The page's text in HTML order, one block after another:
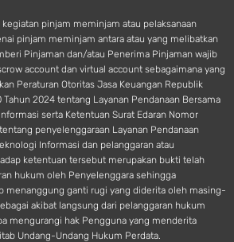
kegiatan pinjam meminjam atau pelaksanaan
pinjam meminjam antara atau yang melibatkan
Pinjaman dan/atau Penerima Pinjaman wajib
account dan virtual account sebagaimana yang
Peraturan Otoritas Jasa Keuangan Republik
2024 tentang Layanan Pendanaan Bersama
serta Ketentuan Surat Edaran Nomor
penyelenggaraan Layanan Pendanaan
Informasi dan pelanggaran atau
ketentuan tersebut merupakan bukti telah
hukum oleh Penyelenggara sehingga
menanggung ganti rugi yang diderita oleh masing-
akibat langsung dari pelanggaran hukum
mengurangi hak Pengguna yang menderita
Undang-Undang Hukum Perdata.